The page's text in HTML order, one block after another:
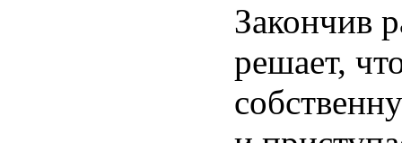
Закончив
решает,